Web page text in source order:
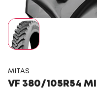
MITAS
VF 380/105R54